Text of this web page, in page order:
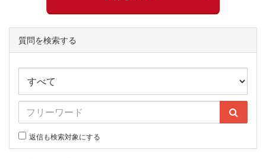
質問を検索する
返信も検索対象にする